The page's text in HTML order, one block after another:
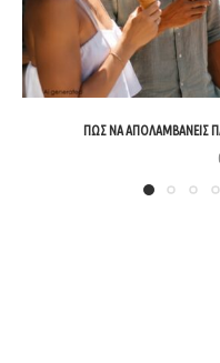
ΠΏΣ ΝΑ ΑΠΟΛΑΜΒΆΝΕΙΣ